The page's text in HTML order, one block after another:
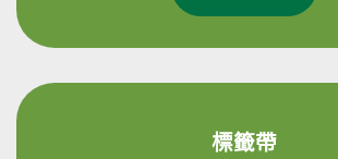
標籤帶